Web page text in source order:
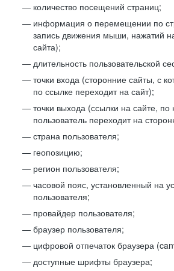
количество посещений страниц;
информация о перемещении по
запись движения мыши, нажатий
сайта);
длительность пользовательской
точки входа (сторонние сайты, с
по ссылке переходит на сайт);
точки выхода (ссылки на сайте, по
пользователь переходит на
страна пользователя;
геопозицию;
регион пользователя;
часовой пояс, установленный на
пользователя;
провайдер пользователя;
браузер пользователя;
цифровой отпечаток браузера
доступные шрифты браузера;